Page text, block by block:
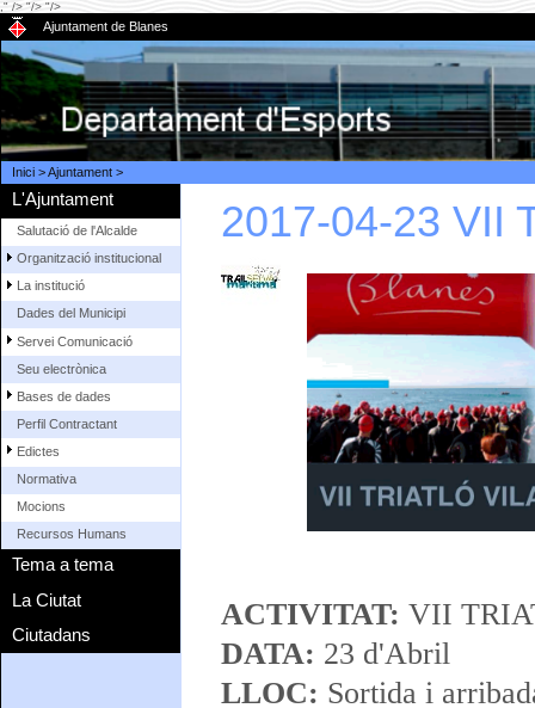
," /> "/> "/>
Ajuntament de Blanes
Inici>Ajuntament>
L'Ajuntament
Salutació de l'Alcalde
Organització institucional
La institució
Dades del Municipi
Servei Comunicació
Seu electrònica
Bases de dades
Perfil Contractant
Edictes
Normativa
Mocions
Recursos Humans
Tema a tema
La Ciutat
Ciutadans
2017-04-23 VII
ACTIVITAT: VII
DATA: 23 d'Abril
LLOC: Sortida i